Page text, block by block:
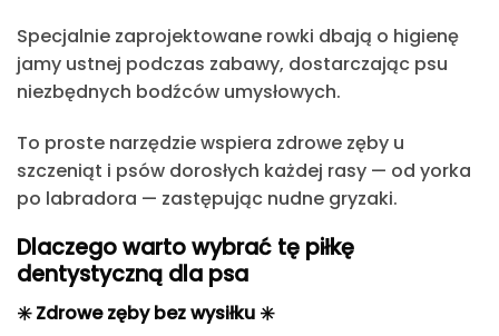
Specjalnie zaprojektowane rowki dbają o higienę
jamy ustnej podczas zabawy, dostarczając psu
niezbędnych bodźców umysłowych.
To proste narzędzie wspiera zdrowe zęby u
szczeniąt i psów dorosłych każdej rasy — od yorka
po labradora — zastępując nudne gryzaki.
Dlaczego warto wybrać tę piłkę
dentystyczną dla psa
✳️ Zdrowe zęby bez wysiłku ✳️